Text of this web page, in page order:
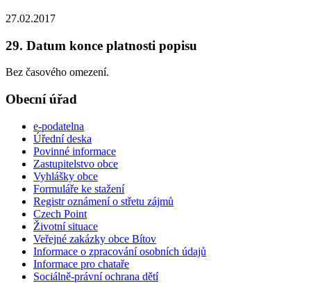
27.02.2017
29. Datum konce platnosti popisu
Bez časového omezení.
Obecní úřad
e-podatelna
Úřední deska
Povinné informace
Zastupitelstvo obce
Vyhlášky obce
Formuláře ke stažení
Registr oznámení o střetu zájmů
Czech Point
Životní situace
Veřejné zakázky obce Bítov
Informace o zpracování osobních údajů
Informace pro chataře
Sociálně-právní ochrana dětí